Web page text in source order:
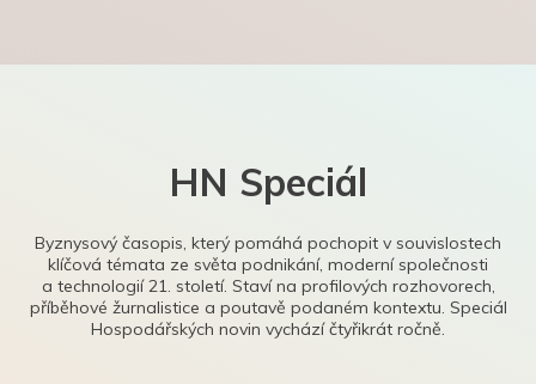
HN Speciál
Byznysový časopis, který pomáhá pochopit v souvislostech
klíčová témata ze světa podnikání, moderní společnosti
a technologií 21. století. Staví na profilových rozhovorech,
příběhové žurnalistice a poutavě podaném kontextu. Speciál
Hospodářských novin vychází čtyřikrát ročně.